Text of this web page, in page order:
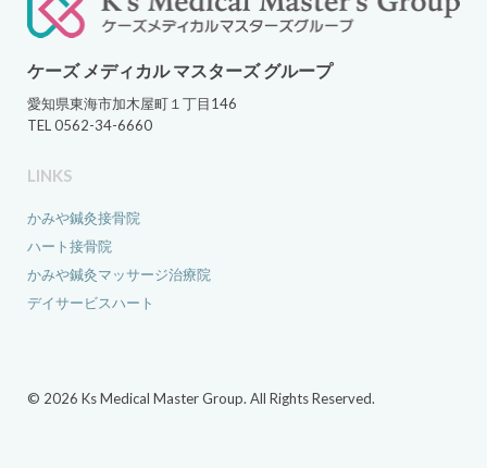
ケーズ メディカル マスターズ グループ
愛知県東海市加木屋町１丁目146
TEL 0562-34-6660
LINKS
かみや鍼灸接骨院
ハート接骨院
かみや鍼灸マッサージ治療院
デイサービスハート
© 2026 Ks Medical Master Group. All Rights Reserved.